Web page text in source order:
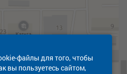
файлы для того, чтобы
вы пользуетесь сайтом,